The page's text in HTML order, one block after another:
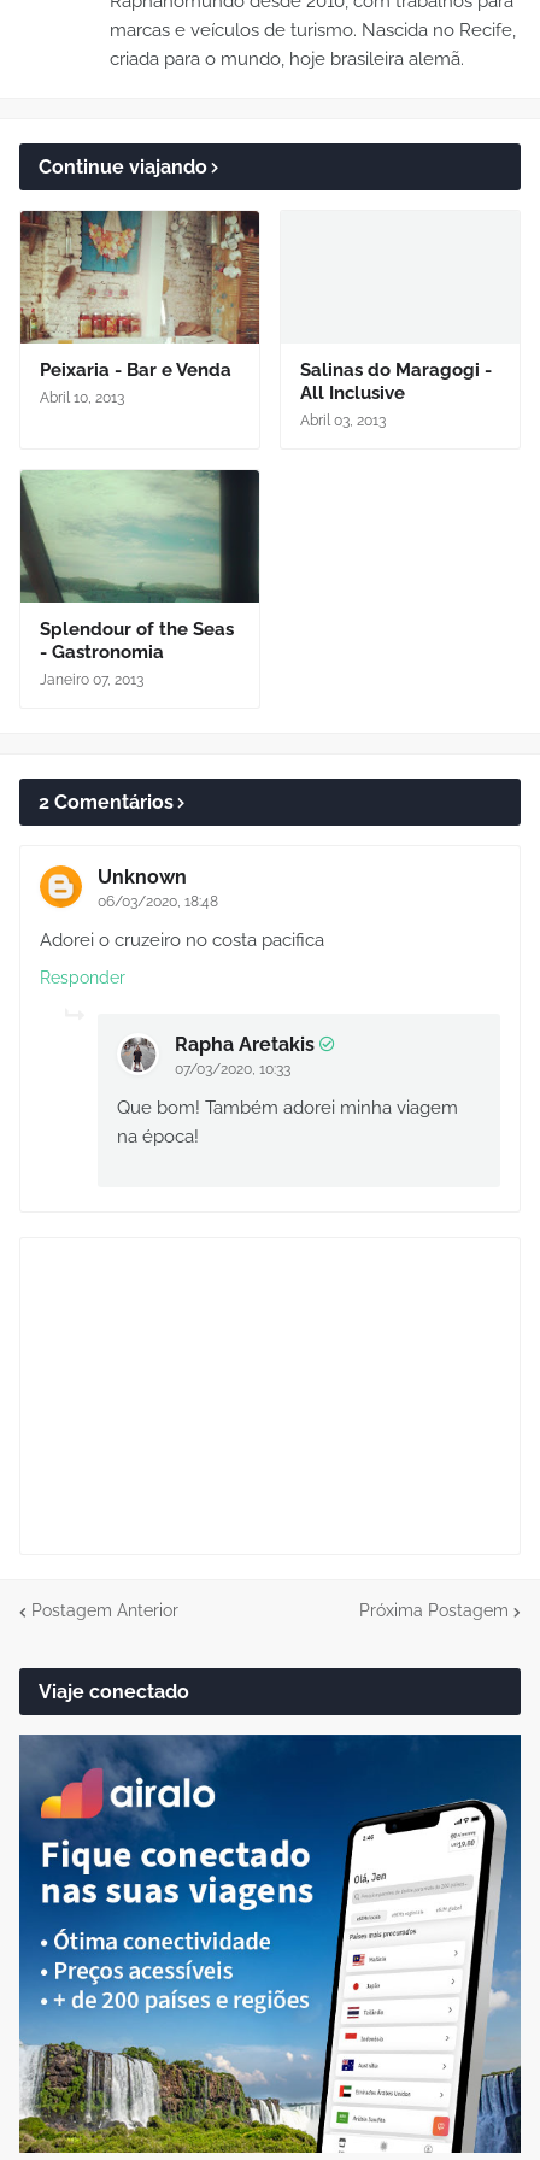
marcas e veículos de turismo. Nascida no Recife,
criada para o mundo, hoje brasileira alemã.
Continue viajando
Peixaria - Bar e Venda
Abril 10, 2013
Salinas do Maragogi -
All Inclusive
Abril 03, 2013
Splendour of the Seas
- Gastronomia
Janeiro 07, 2013
2 Comentários
Unknown
06/03/2020, 18:48
Adorei o cruzeiro no costa pacifica
Responder
Rapha Aretakis
07/03/2020, 10:33
Que bom! Também adorei minha viagem
na época!
Postagem Anterior Próxima Postagem
Viaje conectado